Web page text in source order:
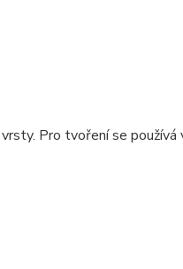
Pro tvoření se